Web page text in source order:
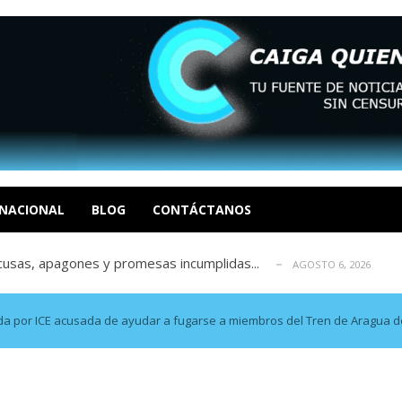
BLOG CONTÁCTANOS
un mercado impulsado por el auge de... AGOSTO 6, 2026
en La Guaira que hasta ahora no había ... AGOSTO 6, 2026
las elecciones libres en Vene...
apagones y promesas incumplidas...
de derechos humanos en el Minister... AGOSTO 6, 2026
un mercado impulsado por el auge de... AGOSTO 6, 2026
en La Guaira que hasta ahora no había ... AGOSTO 6, 2026
las elecciones libres en Vene... AGOSTO 6, 2026
apagones y promesas incumplidas...
por ICE acusada de ayudar a fugarse a miembros del Tren de Aragua